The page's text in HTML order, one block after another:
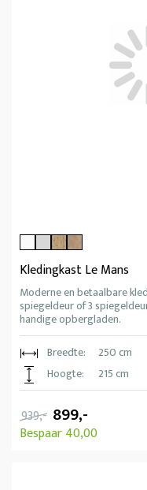
Kledingkast Le Mans
Moderne en betaalbare
spiegeldeur of 3
handige opbergladen.
Breedte:
250 cm
Hoogte:
215 cm
939,- 899,-
Bespaar 40,00